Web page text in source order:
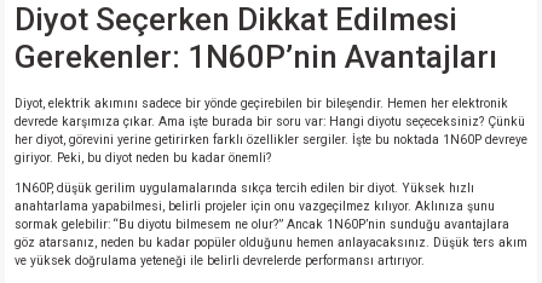
Diyot Seçerken Dikkat Edilmesi
Gerekenler: 1N60P’nin Avantajları
Diyot, elektrik akımını sadece bir yönde geçirebilen bir bileşendir. Hemen her elektronik
devrede karşımıza çıkar. Ama işte burada bir soru var: Hangi diyotu seçeceksiniz? Çünkü
her diyot, görevini yerine getirirken farklı özellikler sergiler. İşte bu noktada 1N60P devreye
giriyor. Peki, bu diyot neden bu kadar önemli?
1N60P, düşük gerilim uygulamalarında sıkça tercih edilen bir diyot. Yüksek hızlı
anahtarlama yapabilmesi, belirli projeler için onu vazgeçilmez kılıyor. Aklınıza şunu
sormak gelebilir: “Bu diyotu bilmesem ne olur?” Ancak 1N60P’nin sunduğu avantajlara
göz atarsanız, neden bu kadar popüler olduğunu hemen anlayacaksınız. Düşük ters akım
ve yüksek doğrulama yeteneği ile belirli devrelerde performansı artırıyor.